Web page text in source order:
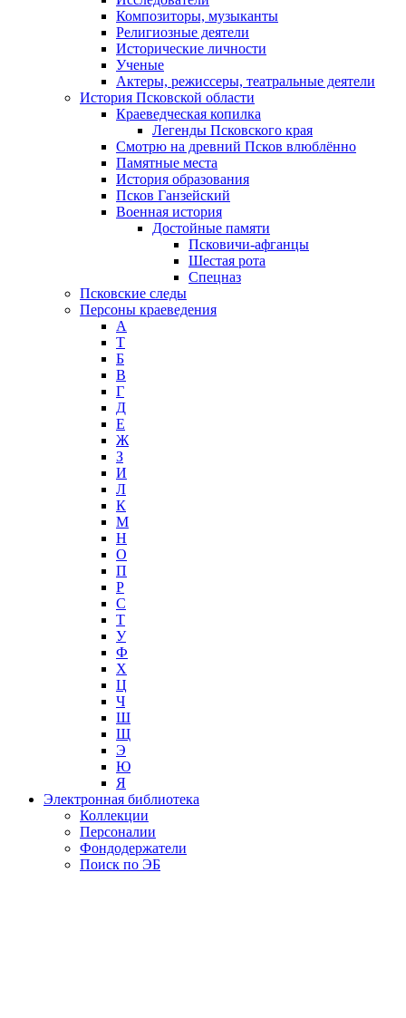
Композиторы, музыканты
Религиозные деятели
Исторические личности
Ученые
Актеры, режиссеры, театральные деятели
История Псковской области
Краеведческая копилка
Легенды Псковского края
Смотрю на древний Псков влюблённо
Памятные места
История образования
Псков Ганзейский
Военная история
Достойные памяти
Псковичи-афганцы
Шестая рота
Спецназ
Псковские следы
Персоны краеведения
А
T
Б
В
Г
Д
Е
Ж
З
И
Л
К
М
Н
О
П
Р
С
Т
У
Ф
Х
Ц
Ч
Ш
Щ
Э
Ю
Я
Электронная библиотека
Коллекции
Персоналии
Фондодержатели
Поиск по ЭБ